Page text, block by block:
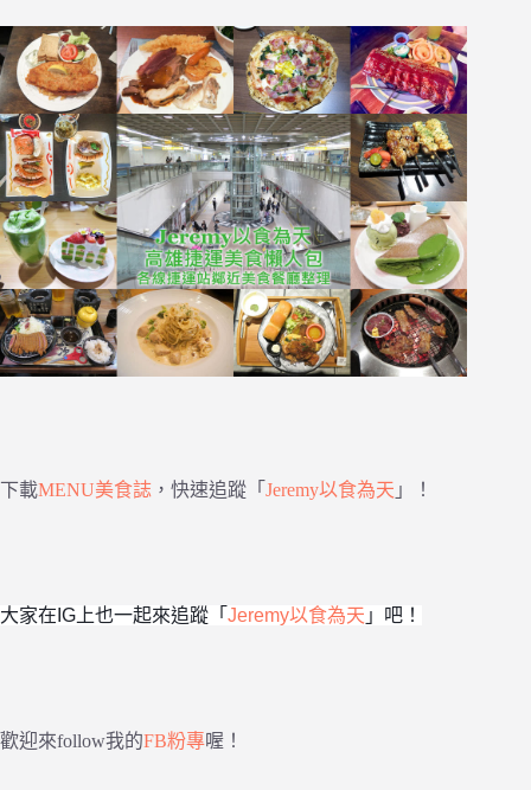
下載MENU美食誌 ，快速追蹤「 Jeremy以食為天 」！
大家在IG上也一起來追蹤「 Jeremy以食為天 」吧！
歡迎來follow我的FB粉專喔！